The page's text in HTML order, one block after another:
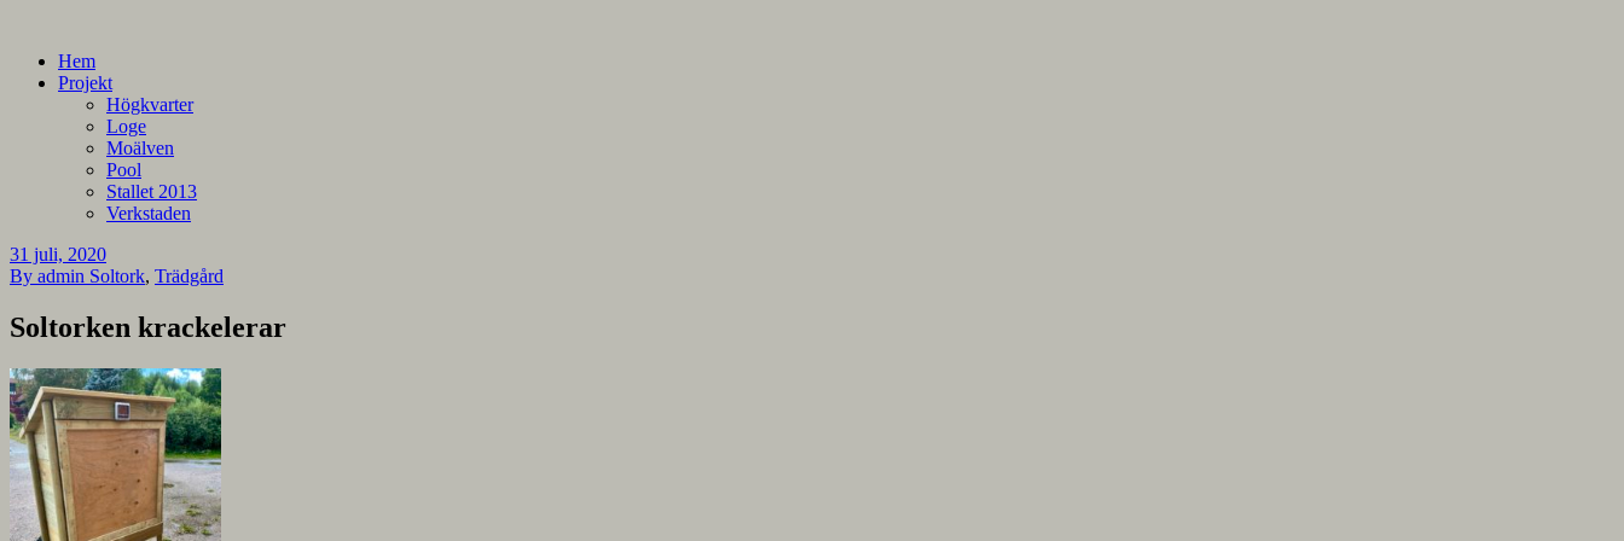
Alla mina projekt
En blogg om mina projekt
Hem
Projekt
Högkvarter
Loge
Moälven
Pool
Stallet 2013
Verkstaden
31 juli, 2020
By admin Soltork, Trädgård
Soltorken krackelerar